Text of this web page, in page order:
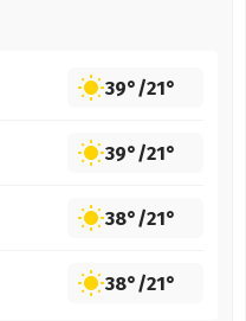
39°/21°
39°/21°
38°/21°
38°/21°